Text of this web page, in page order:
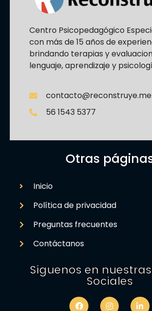
Centro Psicopedagógico
con más de 15 años de
brindando terapias y
lenguaje, aprendizaje y
contacto@reconstruye.me
56 1543 5377
Otras
Inicio
Política de privacidad
Preguntas frecuentes
Contáctanos
Síguenos en
Sociales